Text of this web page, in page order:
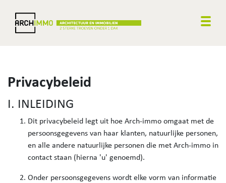
Privacybeleid
I. INLEIDING
Dit privacybeleid legt uit hoe Arch-immo omgaat met de
persoonsgegevens van haar klanten, natuurlijke personen,
en alle andere natuurlijke personen die met Arch-immo in
contact staan (hierna 'u' genoemd).
Onder persoonsgegevens wordt elke vorm van informatie